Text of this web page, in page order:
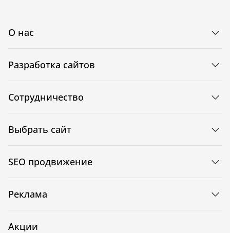
О нас
Разработка сайтов
Сотрудничество
Выбрать сайт
SEO продвижение
Реклама
Акции